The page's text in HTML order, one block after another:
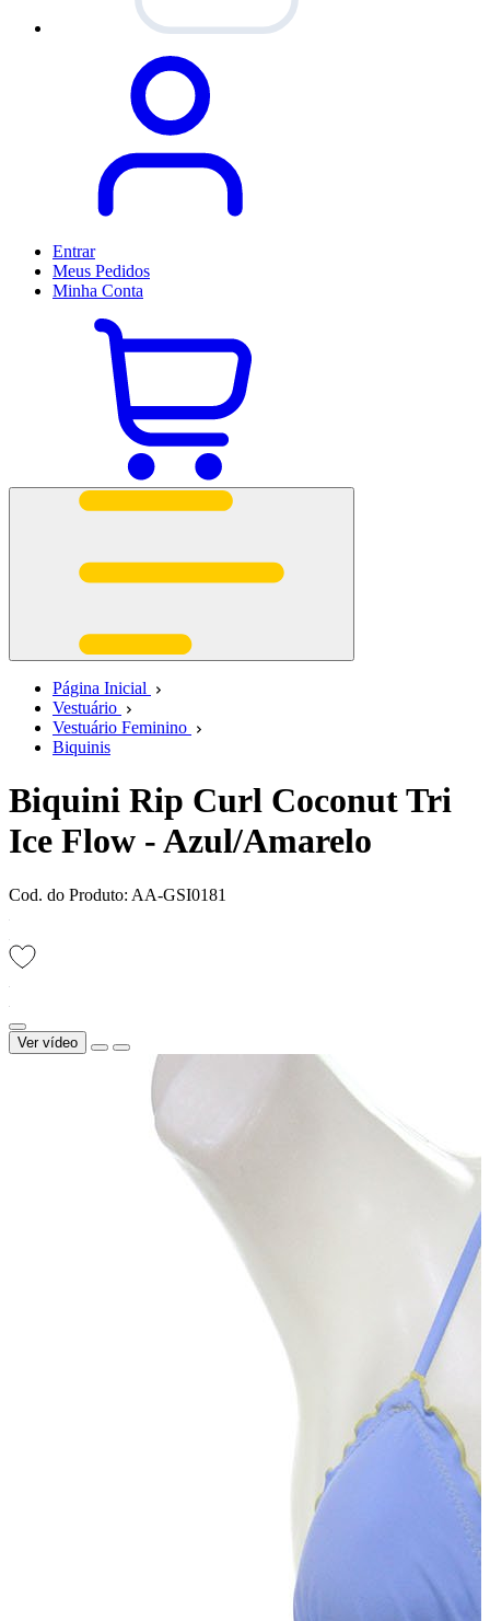
Entrar
Meus Pedidos
Minha Conta
Página Inicial
Vestuário
Vestuário Feminino
Biquinis
Biquini Rip Curl Coconut Tri
Ice Flow - Azul/Amarelo
Cod. do Produto: AA-GSI0181
Ver vídeo